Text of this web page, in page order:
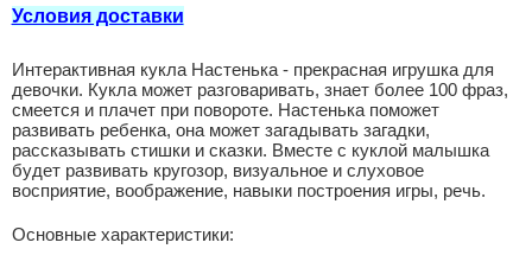
Условия доставки
Интерактивная кукла Настенька - прекрасная игрушка для
девочки. Кукла может разговаривать, знает более 100 фраз,
смеется и плачет при повороте. Настенька поможет
развивать ребенка, она может загадывать загадки,
рассказывать стишки и сказки. Вместе с куклой малышка
будет развивать кругозор, визуальное и слуховое
восприятие, воображение, навыки построения игры, речь.
Основные характеристики: